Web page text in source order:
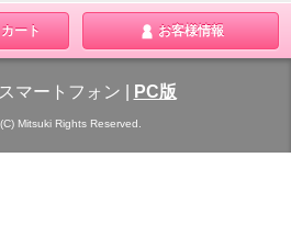
カート お客様情報
スマートフォン PC版
Mitsuki Rights Reserved.